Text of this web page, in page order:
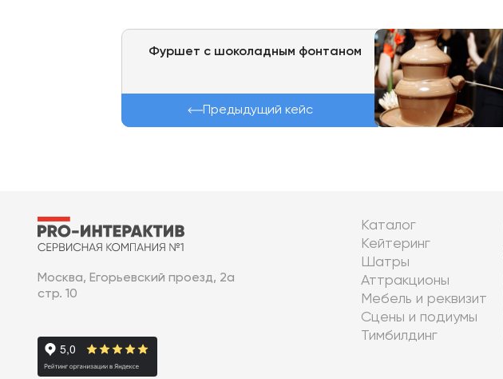
Фуршет с шоколадным фонтаном
Предыдущий кейс
Москва, Егорьевский проезд, 2а
стр. 10
Каталог
Кейтеринг
Шатры
Аттракционы
Мебель и реквизит
Сцены и подиумы
Тимбилдинг